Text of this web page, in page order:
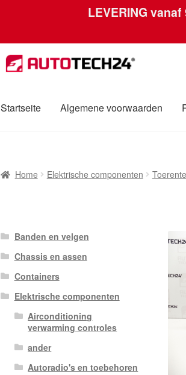
LEVERING vanaf
Ga
door
navigatie
Ga
naar
inhoud
Startseite Algemene voorwaarden
Over ons PrivacybeleidWereldwijde
Home Elektrische componenten
Banden en velgen
Chassis en assen
Containers
Elektrische componenten
Airconditioning
verwarming controles
ander
Autoradio's en toebehoren